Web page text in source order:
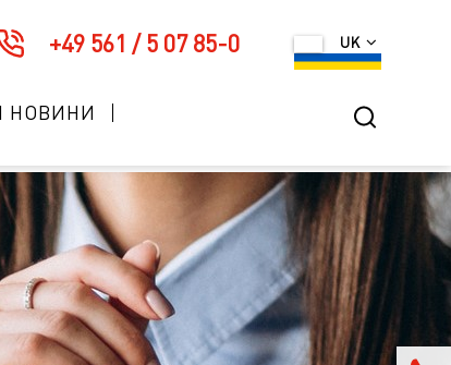
UK
+49 561 / 5 07 85-0
НОВИНИ